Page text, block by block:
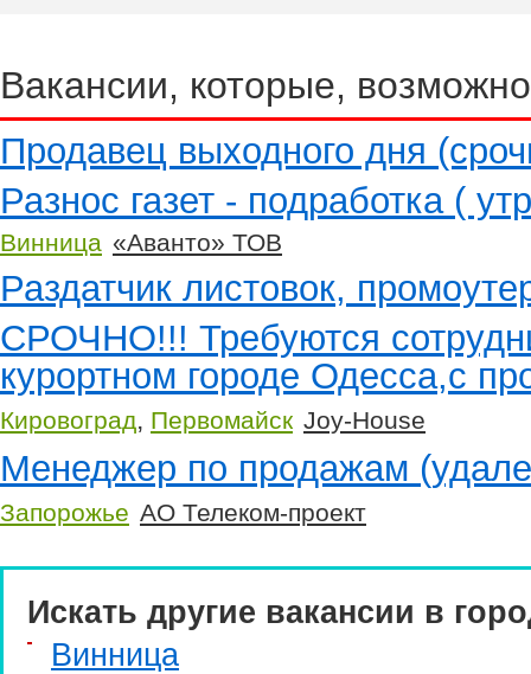
Вакансии, которые,
Продавец выходного дня
Разнос газет - подработка (
Винница «Аванто» ТОВ
Раздатчик листовок,
СРОЧНО!!! Требуются
курортном городе Одесса,с
Кировоград, Первомайск Joy-House
Менеджер по продажам
Запорожье АО Телеком-проект
Искать другие вакансии в
Винница